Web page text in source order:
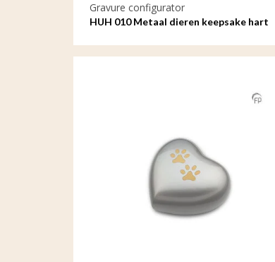
Gravure configurator
HUH 010 Metaal dieren keepsake hart